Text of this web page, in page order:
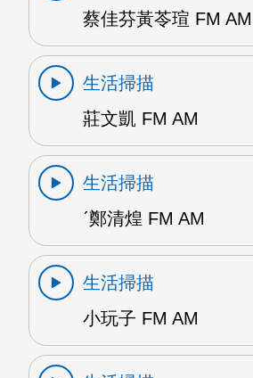
蔡佳芬黃苓瑄 FM AM
生活掃描
莊文凱 FM AM
生活掃描
ˊ鄭清煌 FM AM
生活掃描
小玩子 FM AM